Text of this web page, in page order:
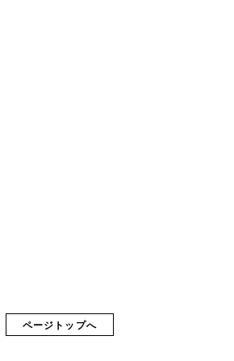
ページトップへ